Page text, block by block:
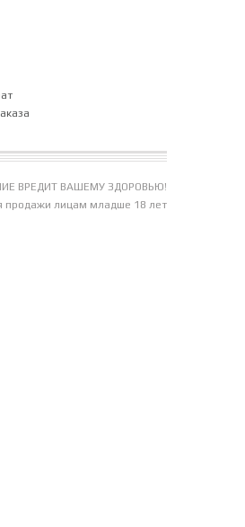
ВРЕДИТ ВАШЕМУ ЗДОРОВЬЮ!
продажи лицам младше 18 лет